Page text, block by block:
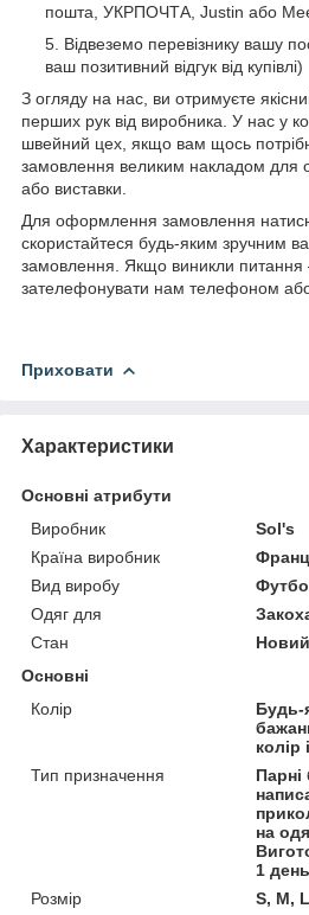
пошта, УКРПОЧТА, Justin або
Відвеземо перевізнику вашу
ваш позитивний відгук від купівлі)
З огляду на нас, ви отримуєте
перших рук від виробника. У нас у
швейний цех, якщо вам щось
замовлення великим накладом для
або виставки.
Для оформлення замовлення
скористайтеся будь-яким зручним
замовлення. Якщо виникли
зателефонувати нам телефоном
Приховати
Характеристики
Основні атрибути
Виробник
Sol's
Країна виробник
Вид виробу
Одяг для
Стан
Новий
Основні
Колір
Будь-
колір
Тип призначення
Парні
на
1
Розмір
S, M,